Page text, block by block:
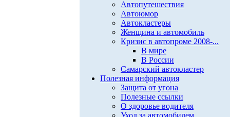
Автопутешествия
Автоюмор
Автокластеры
Женщина и автомобиль
Кризис в автопроме 2008-...
В мире
В России
Самарский автокластер
Полезная информация
Защита от угона
Полезные ссылки
О здоровье водителя
Уход за автомобилем